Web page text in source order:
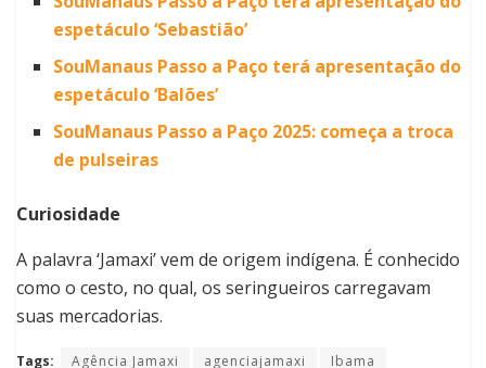
espetáculo ‘Sebastião’
SouManaus Passo a Paço terá apresentação do
espetáculo ‘Balões’
SouManaus Passo a Paço 2025: começa a troca
de pulseiras
Curiosidade
A palavra ‘Jamaxi’ vem de origem indígena. É conhecido
como o cesto, no qual, os seringueiros carregavam
suas mercadorias.
Tags: Agência Jamaxi agenciajamaxi
Ibama